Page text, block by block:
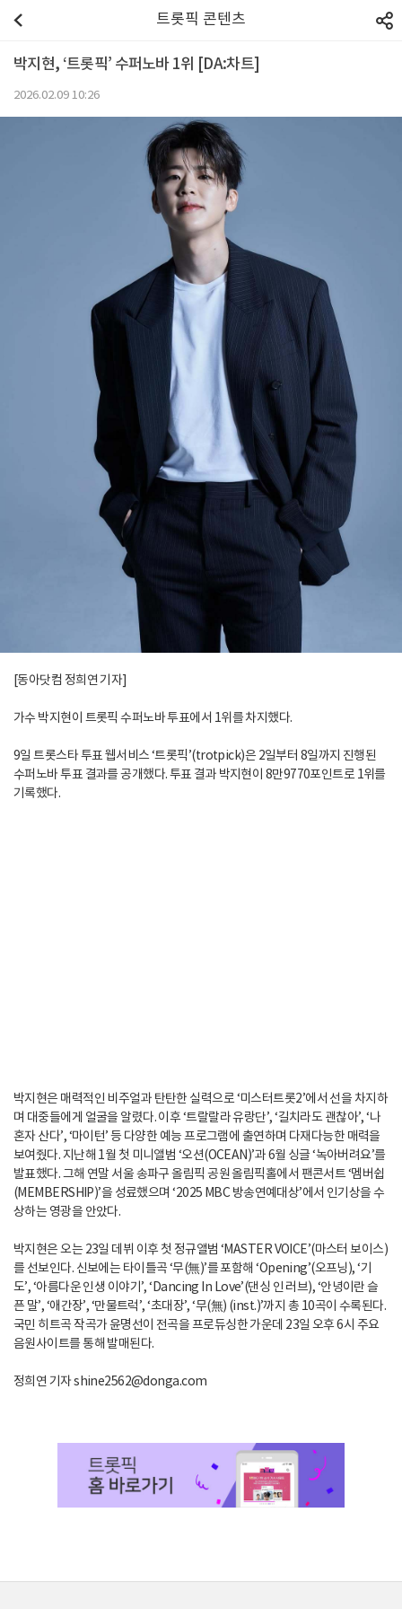
트롯픽 콘텐츠
박지현, ‘트롯픽’ 수퍼노바 1위 [DA:차트]
2026.02.09 10:26
[동아닷컴 정희연 기자]
가수 박지현이 트롯픽 수퍼노바 투표에서 1위를 차지했다.
9일 트롯스타 투표 웹서비스 ‘트롯픽’(trotpick)은 2일부터 8일까지 진행된
수퍼노바 투표 결과를 공개했다. 투표 결과 박지현이 8만9770포인트로 1위를
기록했다.
박지현은 매력적인 비주얼과 탄탄한 실력으로 ‘미스터트롯2’에서 선을 차지하
며 대중들에게 얼굴을 알렸다. 이후 ‘트랄랄라 유랑단’, ‘길치라도 괜찮아’, ‘나
혼자 산다’, ‘마이턴’ 등 다양한 예능 프로그램에 출연하며 다재다능한 매력을
보여줬다. 지난해 1월 첫 미니앨범 ‘오션(OCEAN)’과 6월 싱글 ‘녹아버려요’를
발표했다. 그해 연말 서울 송파구 올림픽 공원 올림픽홀에서 팬콘서트 ‘멤버쉽
(MEMBERSHIP)’을 성료했으며 ‘2025 MBC 방송연예대상’에서 인기상을 수
상하는 영광을 안았다.
박지현은 오는 23일 데뷔 이후 첫 정규앨범 ‘MASTER VOICE’(마스터 보이스)
를 선보인다. 신보에는 타이틀곡 ‘무(無)’를 포함해 ‘Opening’(오프닝), ‘기
도’, ‘아름다운 인생 이야기’, ‘Dancing In Love’(댄싱 인 러브), ‘안녕이란 슬
픈 말’, ‘애간장’, ‘만물트럭’, ‘초대장’, ‘무(無) (inst.)’까지 총 10곡이 수록된다.
국민 히트곡 작곡가 윤명선이 전곡을 프로듀싱한 가운데 23일 오후 6시 주요
음원사이트를 통해 발매된다.
정희연 기자 shine2562@donga.com